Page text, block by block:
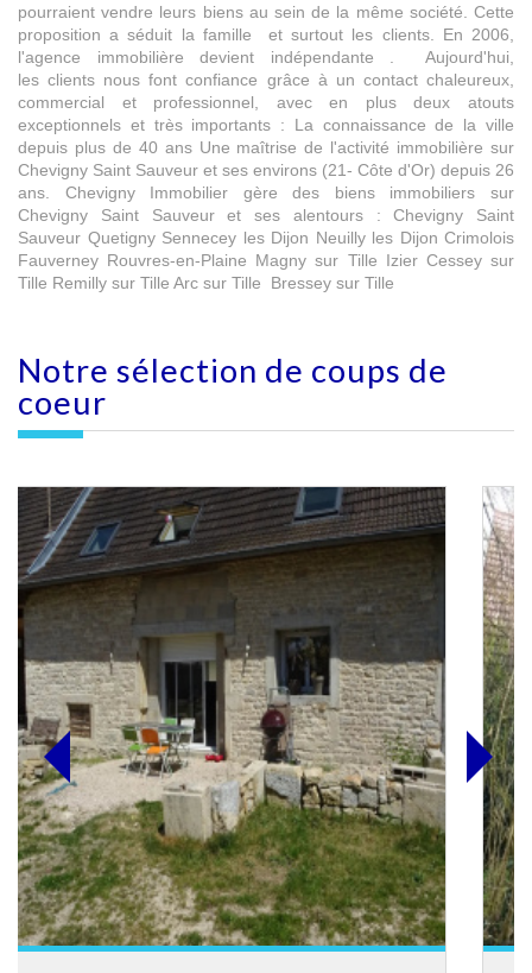
pourraient vendre leurs biens au sein de la même société. Cette
proposition a séduit la famille et surtout les clients. En 2006,
l'agence immobilière devient indépendante . Aujourd'hui,
les clients nous font confiance grâce à un contact chaleureux,
commercial et professionnel, avec en plus deux atouts
exceptionnels et très importants : La connaissance de la ville
depuis plus de 40 ans Une maîtrise de l'activité immobilière sur
Chevigny Saint Sauveur et ses environs (21- Côte d'Or) depuis 26
ans. Chevigny Immobilier gère des biens immobiliers sur
Chevigny Saint Sauveur et ses alentours : Chevigny Saint
Sauveur Quetigny Sennecey les Dijon Neuilly les Dijon Crimolois
Fauverney Rouvres-en-Plaine Magny sur Tille Izier Cessey sur
Tille Remilly sur Tille Arc sur Tille Bressey sur Tille
Notre sélection de coups de
coeur